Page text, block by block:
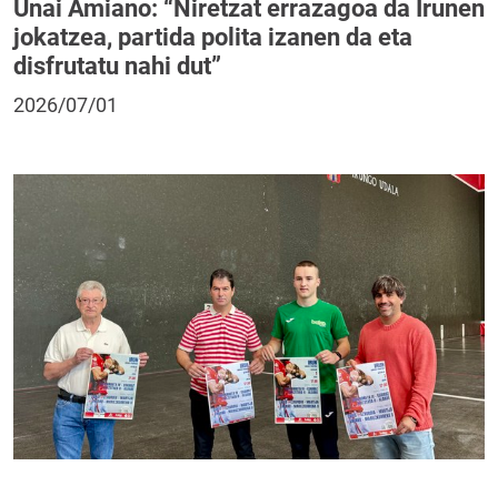
Unai Amiano: “Niretzat errazagoa da Irunen
jokatzea, partida polita izanen da eta
disfrutatu nahi dut”
2026/07/01